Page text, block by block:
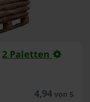
2 Paletten
4,94von 5